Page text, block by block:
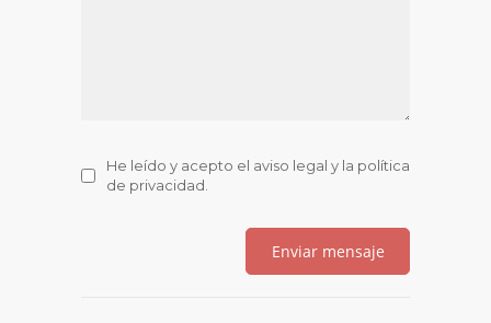
He leído y acepto el aviso legal y la política
de privacidad